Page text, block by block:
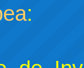
: